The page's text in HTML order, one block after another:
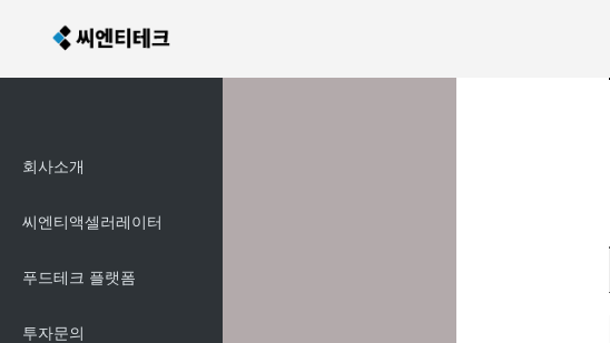
회사소개
씨엔티액셀러레이터
푸드테크 플랫폼
투자문의